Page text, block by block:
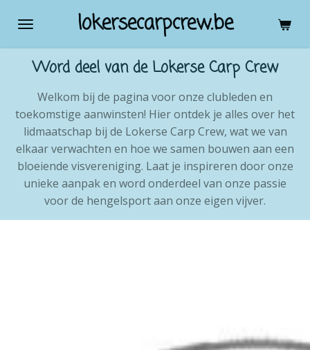
direct
naar
lokersecarpcrew.be
Word deel van de Lokerse Carp Crew
Welkom bij de pagina voor onze clubleden en
toekomstige aanwinsten! Hier ontdek je alles over het
lidmaatschap bij de Lokerse Carp Crew, wat we van
elkaar verwachten en hoe we samen bouwen aan een
bloeiende visvereniging. Laat je inspireren door onze
unieke aanpak en word onderdeel van onze passie
voor de hengelsport aan onze eigen vijver.